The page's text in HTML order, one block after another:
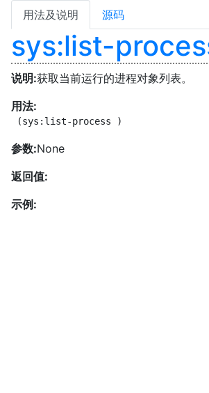
用法及说明 源码
sys:list-
说明:获取当前运行的进程对象列表。
用法:
(sys:list-process )
参数:None
返回值:
示例: